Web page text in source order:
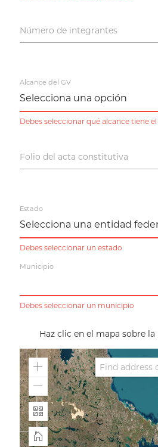
Número de integrantes
Alcance del GV
Debes seleccionar qué alcance tiene el
Folio del acta constitutiva
Estado
Debes seleccionar un estado
Municipio
Debes seleccionar un municipio
Haz clic en el mapa sobre
Zoom
Zoom
Out
Expand
Home